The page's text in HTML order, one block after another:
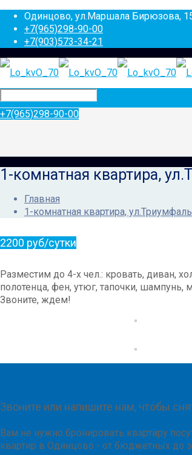
Одинцово, ул.Маршала Бирюзова,
+7(965)298-90-00
+7(903)573-34-21
+7(965)298-90-00
1-комнатная квартира,
Главная
1-комнатная квартира,
2200 руб/сутки
Разместим до 4-х чел.: кровать, диван,
полотенца, фен, утюг, тапочки, шампунь,
Звоните, ждем!
Звоните или напишите нам, чтобы
Вам не нужно бронировать квартиру
квартир в Одинцово - от бюджетных до